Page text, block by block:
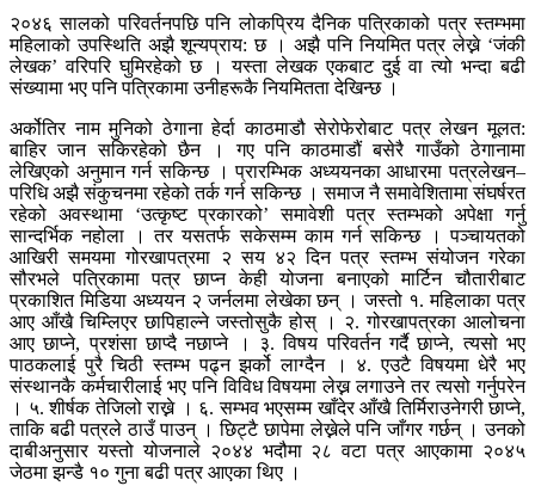
२०४६ सालको परिवर्तनपछि पनि लोकप्रिय दैनिक पत्रिकाको पत्र स्तम्भमा
महिलाको उपस्थिति अझै शून्यप्राय: छ । अझै पनि नियमित पत्र लेख्ने ‘जंकी
लेखक’ वरिपरि घुमिरहेको छ । यस्ता लेखक एकबाट दुई वा त्यो भन्दा बढी
संख्यामा भए पनि पत्रिकामा उनीहरूकै नियमितता देखिन्छ ।
अर्कोतिर नाम मुनिको ठेगाना हेर्दा काठमाडौ सेरोफेरोबाट पत्र लेखन मूलत:
बाहिर जान सकिरहेको छैन । गए पनि काठमाडौं बसेरै गाउँको ठेगानामा
लेखिएको अनुमान गर्न सकिन्छ । प्रारम्भिक अध्ययनका आधारमा पत्रलेखन–
परिधि अझै संकुचनमा रहेको तर्क गर्न सकिन्छ । समाज नै समावेशितामा संघर्षरत
रहेको अवस्थामा ‘उत्कृष्ट प्रकारको’ समावेशी पत्र स्तम्भको अपेक्षा गर्नु
सान्दर्भिक नहोला । तर यसतर्फ सकेसम्म काम गर्न सकिन्छ । पञ्चायतको
आखिरी समयमा गोरखापत्रमा २ सय ४२ दिन पत्र स्तम्भ संयोजन गरेका
सौरभले पत्रिकामा पत्र छाप्न केही योजना बनाएको मार्टिन चौतारीबाट
प्रकाशित मिडिया अध्ययन २ जर्नलमा लेखेका छन् । जस्तो १. महिलाका पत्र
आए आँखै चिम्लिएर छापिहाल्ने जस्तोसुकै होस् । २. गोरखापत्रका आलोचना
आए छाप्ने, प्रशंसा छाप्दै नछाप्ने । ३. विषय परिवर्तन गर्दै छाप्ने, त्यसो भए
पाठकलाई पुरै चिठी स्तम्भ पढ्न झर्को लाग्दैन । ४. एउटै विषयमा धेरै भए
संस्थानकै कर्मचारीलाई भए पनि विविध विषयमा लेख्न लगाउने तर त्यसो गर्नुपरेन
। ५. शीर्षक तेजिलो राख्ने । ६. सम्भव भएसम्म खाँदेर आँखै तिर्मिराउनेगरी छाप्ने,
ताकि बढी पत्रले ठाउँ पाउन् । छिट्टै छापेमा लेख्नेले पनि जाँगर गर्छन् । उनको
दाबीअनुसार यस्तो योजनाले २०४४ भदौमा २८ वटा पत्र आएकामा २०४५
जेठमा झन्डै १० गुना बढी पत्र आएका थिए ।